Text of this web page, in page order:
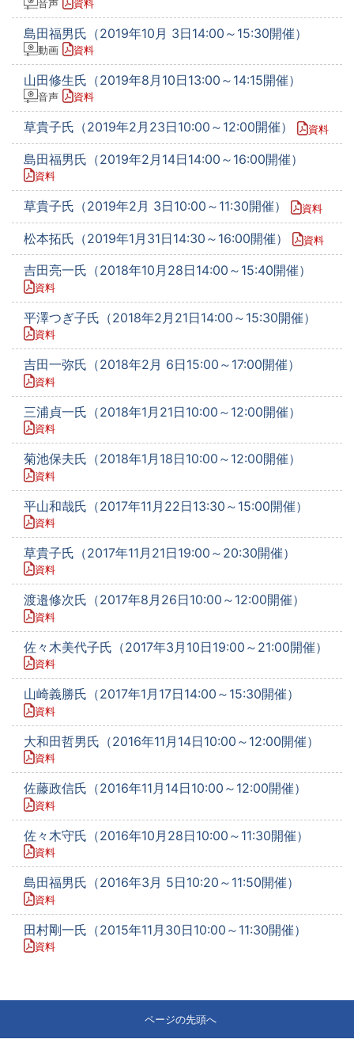
音声 資料
島田福男氏（2019年10月 3日14:00～15:30開催）
動画 資料
山田修生氏（2019年8月10日13:00～14:15開催）
音声 資料
草貴子氏（2019年2月23日10:00～12:00開催） 資料
島田福男氏（2019年2月14日14:00～16:00開催）
資料
草貴子氏（2019年2月 3日10:00～11:30開催） 資料
松本拓氏（2019年1月31日14:30～16:00開催） 資料
吉田亮一氏（2018年10月28日14:00～15:40開催）
資料
平澤つぎ子氏（2018年2月21日14:00～15:30開催）
資料
吉田一弥氏（2018年2月 6日15:00～17:00開催）
資料
三浦貞一氏（2018年1月21日10:00～12:00開催）
資料
菊池保夫氏（2018年1月18日10:00～12:00開催）
資料
平山和哉氏（2017年11月22日13:30～15:00開催）
資料
草貴子氏（2017年11月21日19:00～20:30開催）
資料
渡邉修次氏（2017年8月26日10:00～12:00開催）
資料
佐々木美代子氏（2017年3月10日19:00～21:00開催）
資料
山崎義勝氏（2017年1月17日14:00～15:30開催）
資料
大和田哲男氏（2016年11月14日10:00～12:00開催）
資料
佐藤政信氏（2016年11月14日10:00～12:00開催）
資料
佐々木守氏（2016年10月28日10:00～11:30開催）
資料
島田福男氏（2016年3月 5日10:20～11:50開催）
資料
田村剛一氏（2015年11月30日10:00～11:30開催）
資料
ページの先頭へ